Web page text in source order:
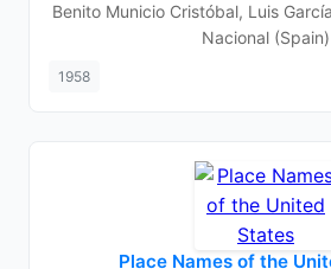
Benito Municio Cristóbal, Luis
Nacional (Spain)
1958
Place Names of the